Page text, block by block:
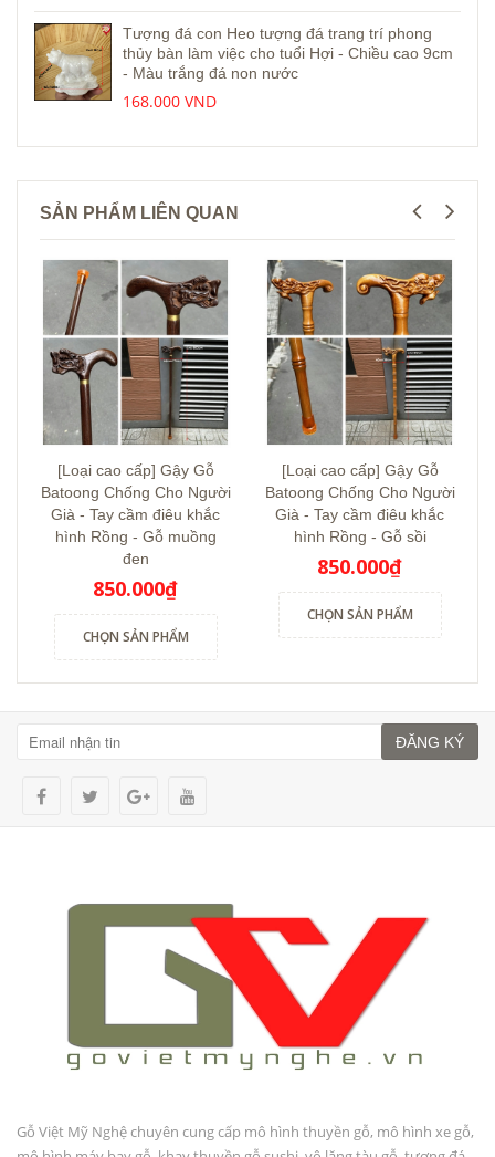
Tượng đá con Heo tượng đá trang trí phong
thủy bàn làm việc cho tuổi Hợi - Chiều cao 9cm
- Màu trắng đá non nước
168.000 VND
SẢN PHẨM LIÊN QUAN
[Loại cao cấp] Gậy Gỗ
Batoong Chống Cho Người
Già - Tay cầm điêu khắc
hình Rồng - Gỗ muồng
đen
850.000₫
CHỌN SẢN PHẨM
[Loại cao cấp] Gậy Gỗ
Batoong Chống Cho Người
Già - Tay cầm điêu khắc
hình Rồng - Gỗ sồi
850.000₫
CHỌN SẢN PHẨM
ĐĂNG KÝ
Gỗ Việt Mỹ Nghệ chuyên cung cấp mô hình thuyền gỗ, mô hình xe gỗ,